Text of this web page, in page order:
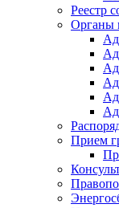
Реестр
Органы
Прием